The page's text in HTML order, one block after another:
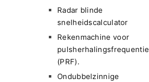
Radar blinde
snelheidscalculator
Rekenmachine voor
pulsherhalingsfrequentie
(PRF).
Ondubbelzinnige